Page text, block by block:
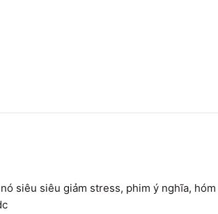
siêu siêu giảm stress, phim ý nghĩa, hóm